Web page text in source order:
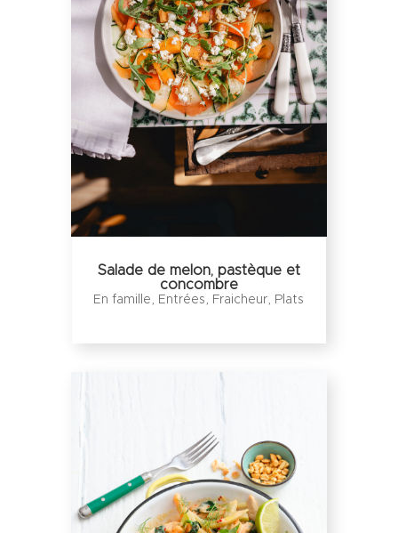
Salade de melon, pastèque et
concombre
En famille Entrées Fraicheur Plats